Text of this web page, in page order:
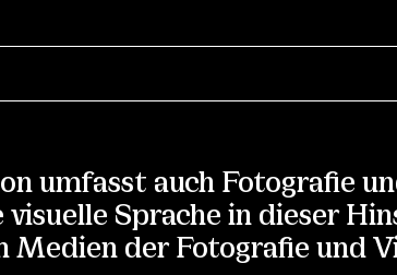
umfasst auch Fotografie
Sprache in dieser
Medien der Fotografie und